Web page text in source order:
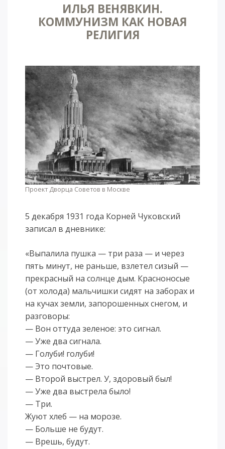
ИЛЬЯ ВЕНЯВКИН.
КОММУНИЗМ КАК НОВАЯ
РЕЛИГИЯ
Проект Дворца Cоветов в Москве
5 декабря 1931 года Корней Чуковский
записал в дневнике:
«Выпалила пушка — три раза — и через
пять минут, не раньше, взлетел сизый —
прекрасный на солнце дым. Красноносые
(от холода) маль­чишки сидят на заборах и
на кучах земли, запорошенных снегом, и
разговоры:
— Вон оттуда зеленое: это сигнал.
— Уже два сигнала.
— Голуби! голуби!
— Это почтовые.
— Второй выстрел. У, здоровый был!
— Уже два выстрела было!
— Три.
Жуют хлеб — на морозе.
— Больше не будут.
— Врешь, будут.